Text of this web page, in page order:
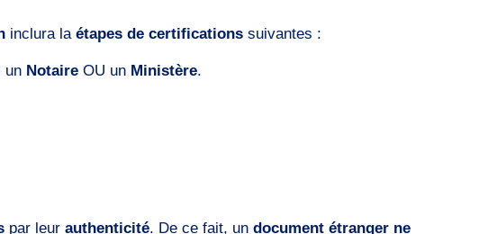
inclura la étapes de certificationssuivantes :
un Notaire OU un Ministère.
par leur authenticité. De ce fait, undocument étranger ne